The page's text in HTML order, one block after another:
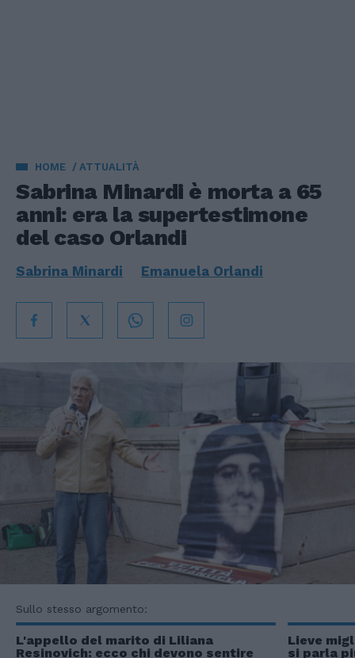
HOME ATTUALITÀ
Sabrina Minardi è morta a 65
anni: era la supertestimone
del caso Orlandi
Sabrina Minardi Emanuela Orlandi
Sullo stesso argomento:
L'appello del marito di Liliana
Resinovich: ecco chi devono sentire
Lieve
si parla